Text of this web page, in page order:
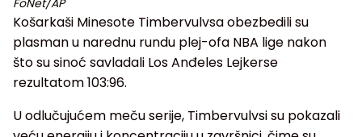
Košarkaši Minesote Timbervulvsa obezbedili su
plasman u narednu rundu plej-ofa NBA lige nakon
što su sinoć savladali Los Anđeles Lejkerse
rezultatom 103:96.
U odlučujućem meču serije, Timbervulvsi su pokazali